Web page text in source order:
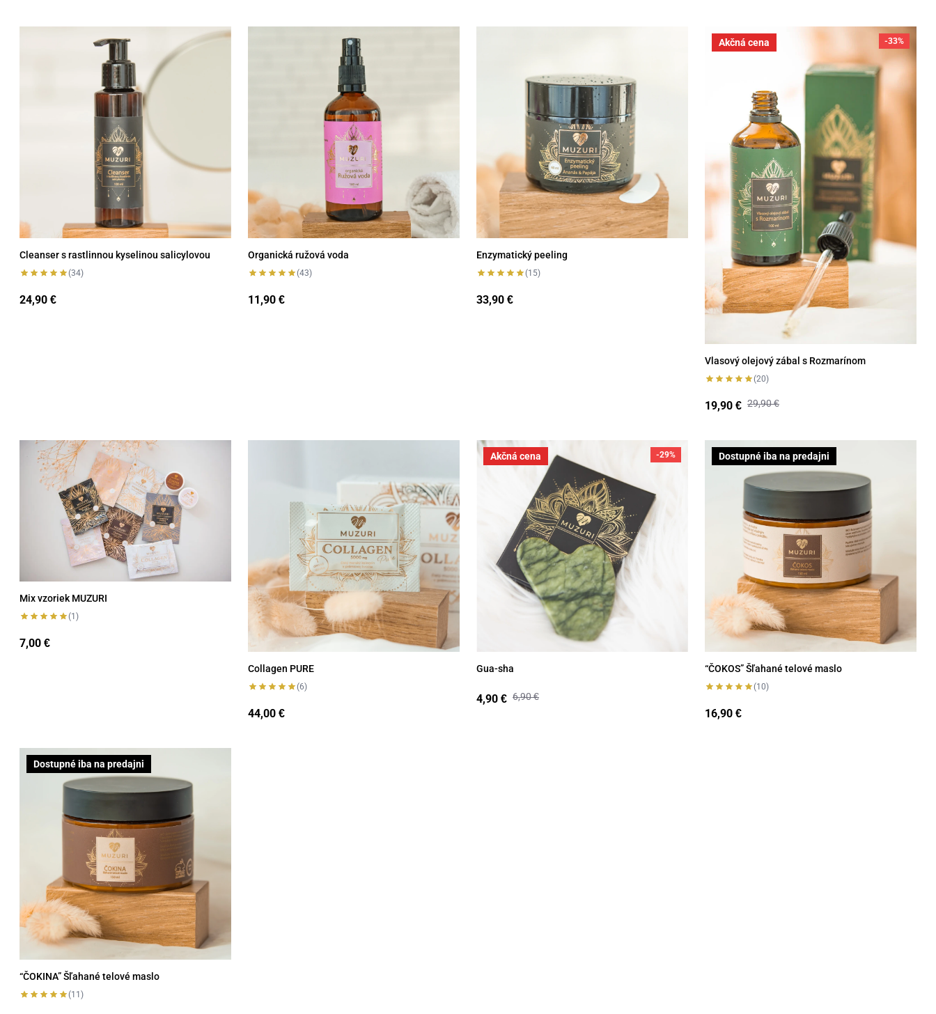
Cleanser s rastlinnou kyselinou salicylovou
Cleanser s rastlinnou kyselinou salicylovou
(34)
24,90 €
Organická ružová voda
(43)
11,90 €
Enzymatický peeling
(15)
33,90 €
Vlasový olejový zábal s Rozmarínom
-33%
Akčná cena
Vlasový olejový zábal s Rozmarínom
(20)
19,90 € 29,90€
Mix vzoriek MUZURI
Mix vzoriek MUZURI
(1)
7,00 €
Collagen PURE
(6)
44,00 €
Gua-sha
-29%
Akčná cena
Gua-sha
4,90 € 6,90€
“ČOKOS” Šľahané telové maslo
Dostupné iba na predajni
“ČOKOS” Šľahané telové maslo
(10)
16,90 €
“ČOKINA” Šľahané telové maslo
Dostupné iba na predajni
“ČOKINA” Šľahané telové maslo
(11)